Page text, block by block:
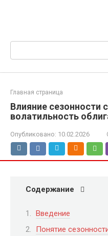
Поиск:
Главная страница
Влияние сезонности
волатильность
Опубликовано: 10.02.2026
Содержание
Введение
Понятие